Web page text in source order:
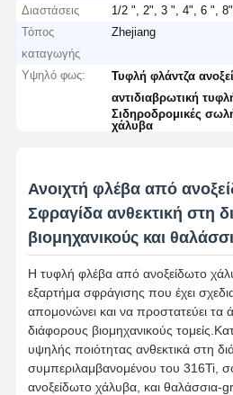
Διαστάσεις
1/2 ", 2", 3 ", 4", 6 ",
Τόπος
καταγωγής
Zhejiang
Υψηλό φως: Τυφλή φλάντζα
αντιδιαβρωτική
Σιδηροδρομικές
χάλυβα
Ανοιχτή φλέβα από
Σφραγίδα ανθεκτική στη
βιομηχανικούς και
Η τυφλή φλέβα από ανοξείδωτο
εξαρτήμα σφράγισης που έχει
απομονώνει και να προστατεύει
διάφορους βιομηχανικούς
υψηλής ποιότητας ανθεκτικά στη
συμπεριλαμβανομένου του 316Ti,
ανοξείδωτο χάλυβα, και θαλάσσια-